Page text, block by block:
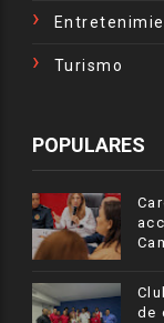
Turismo
POPULARES
de